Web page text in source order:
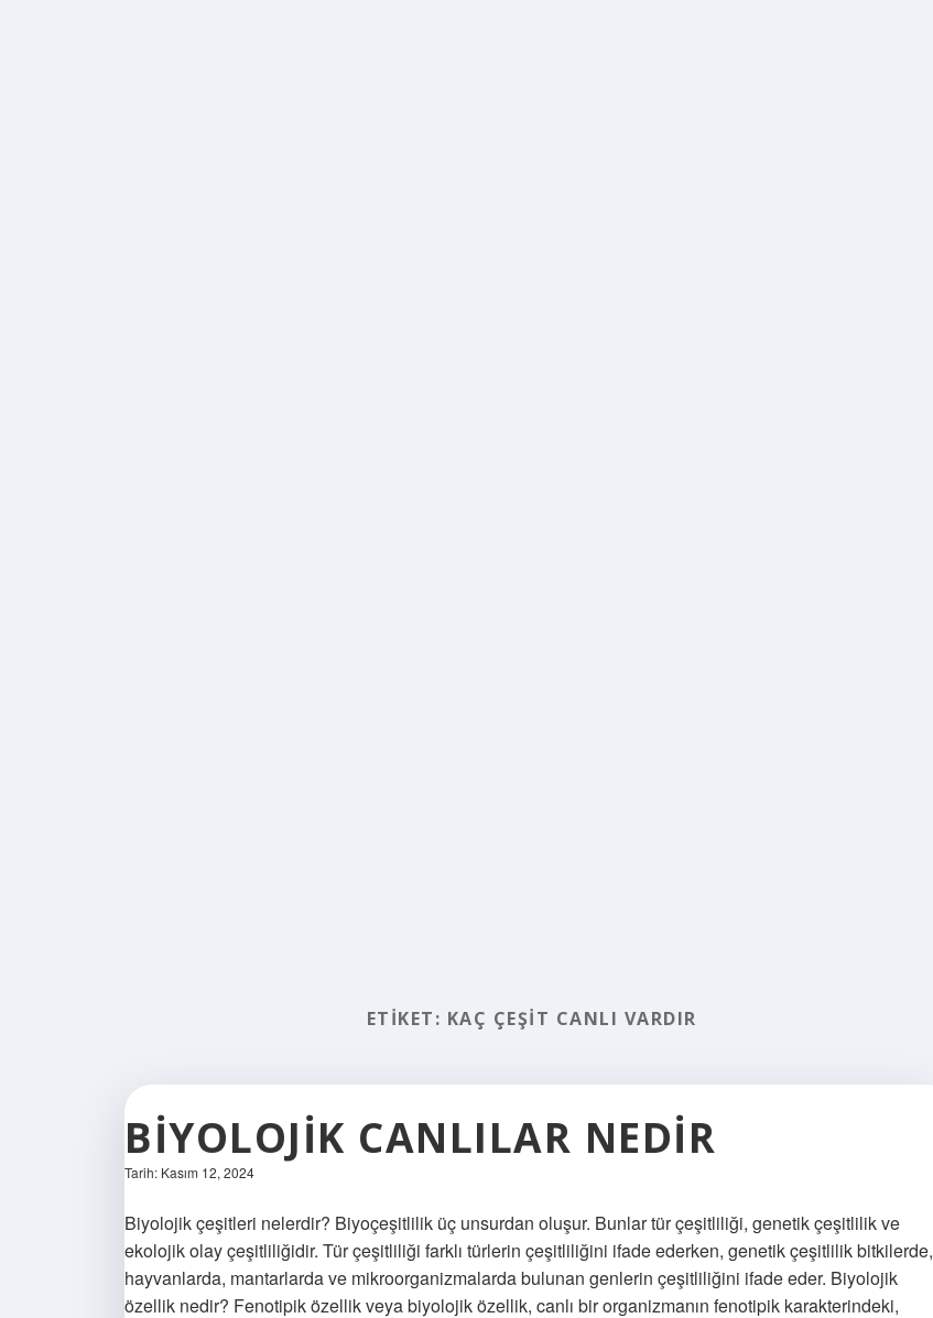
ETIKET: KAÇ ÇEŞIT CANLI VARDIR
BIYOLOJIK CANLILAR NEDIR
Tarih: Kasım 12, 2024
Biyolojik çeşitleri nelerdir? Biyoçeşitlilik üç unsurdan oluşur. Bunlar tür çeşitliliği, genetik çeşitlilik ve
ekolojik olay çeşitliliğidir. Tür çeşitliliği farklı türlerin çeşitliliğini ifade ederken, genetik çeşitlilik bitkilerde,
hayvanlarda, mantarlarda ve mikroorganizmalarda bulunan genlerin çeşitliliğini ifade eder. Biyolojik
özellik nedir? Fenotipik özellik veya biyolojik özellik, canlı bir organizmanın fenotipik karakterindeki,